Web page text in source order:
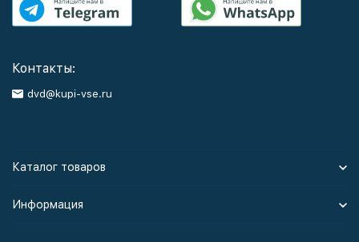
Контакты:
dvd@kupi-vse.ru
Каталог товаров
Информация